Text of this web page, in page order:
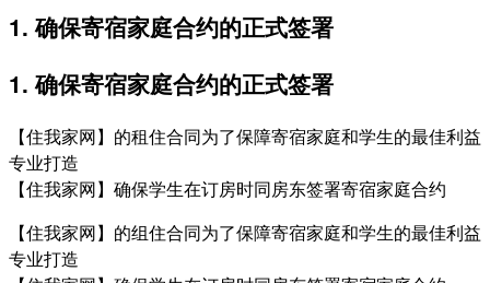
1. 确保寄宿家庭合约的正式签署
1. 确保寄宿家庭合约的正式签署
【住我家网】的租住合同为了保障寄宿家庭和学生的最佳利益
专业打造
【住我家网】确保学生在订房时同房东签署寄宿家庭合约
【住我家网】的组住合同为了保障寄宿家庭和学生的最佳利益
专业打造